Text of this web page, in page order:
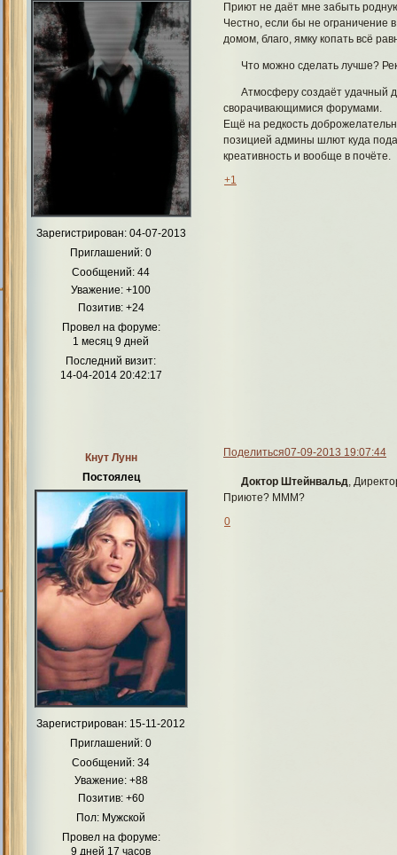
Зарегистрирован: 04-07-2013
Приглашений: 0
Сообщений: 44
Уважение: +100
Позитив: +24
Провел на форуме:
1 месяц 9 дней
Последний визит:
14-04-2014 20:42:17
Приют не даёт мне забыть
Честно, если бы не ограничение
домом, благо, ямку копать всё
Что можно сделать лучше?
Атмосферу создаёт удачный
сворачивающимися форумами.
Ещё на редкость
позицией админы шлют куда
креативность и вообще в почёте.
+1
Поделиться07-09-2013 19:07:44
Кнут Лунн
Постоялец
Зарегистрирован: 15-11-2012
Приглашений: 0
Сообщений: 34
Уважение: +88
Позитив: +60
Пол: Мужской
Провел на форуме:
9 дней 17 часов
Доктор Штейнвальд,
Приюте? МММ?
0